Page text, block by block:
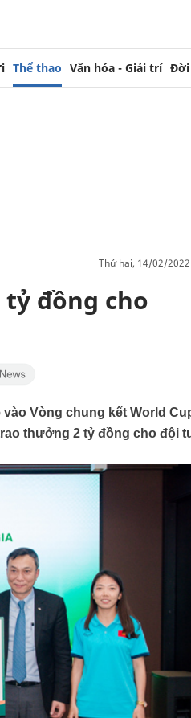
Thể thao Văn hóa - Giải trí Đời
thứ hai, 14/02/
đồng cho
Vòng chung kết World
thưởng 2 tỷ đồng cho đội